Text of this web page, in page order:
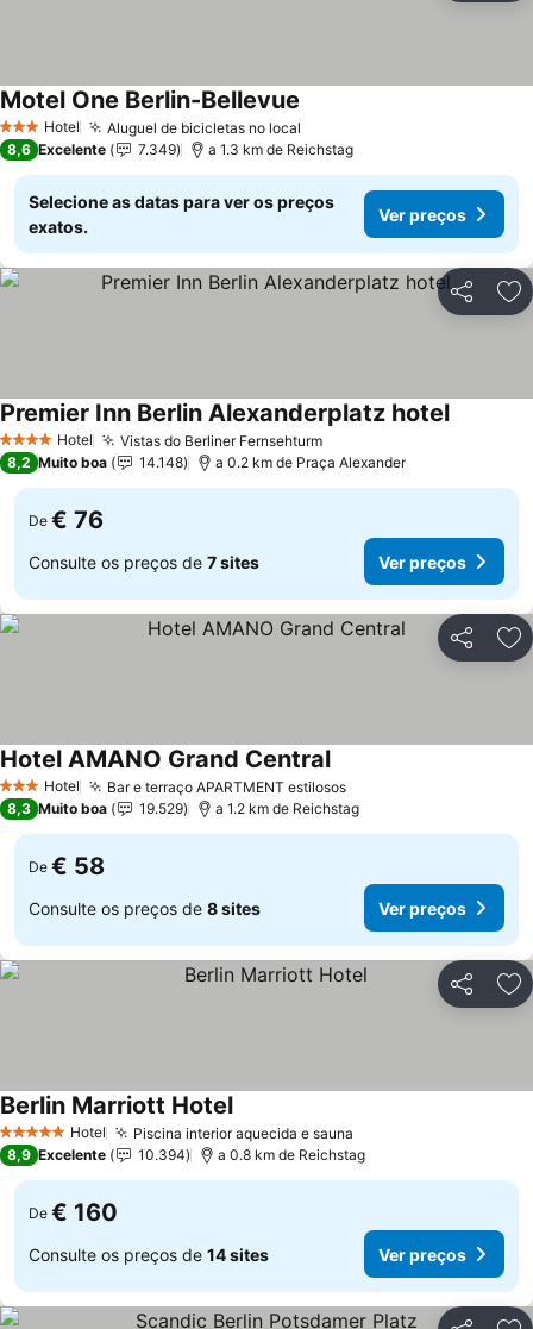
3 EstrelasHotel Aluguel de bicicletas no local
Motel One Berlin-Bellevue
8,6 Excelente 7.349 a 1.3 km de Reichstag
Selecione as datas para ver os preços
exatos.
Ver preços
Partilhar
4 EstrelasHotel Vistas do Berliner FernsehturmVer preços
Premier Inn Berlin Alexanderplatz hotelVer
8,2 Muito boa 14.148 a 0.2 km de Praça Alexander
De € 76
Consulte os preços de 7 sites Ver preços
Partilhar
3 EstrelasHotel Bar e terraço APARTMENT estilososVer preços
Hotel AMANO Grand CentralVer preços
8,3 Muito boa 19.529 a 1.2 km de Reichstag
De € 58
Consulte os preços de 8 sites Ver preços
Partilhar
5 Estrelas Hotel Piscina interior aquecida e sauna
Berlin Marriott HotelVer preços
8,9 Excelente 10.394 a 0.8 km de Reichstag
De € 160
Consulte os preços de 14 sites Ver preços